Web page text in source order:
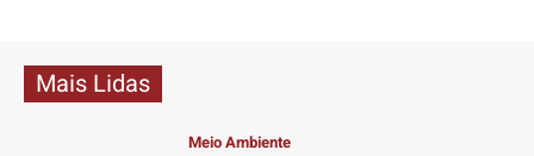
Mais Lidas
Meio Ambiente